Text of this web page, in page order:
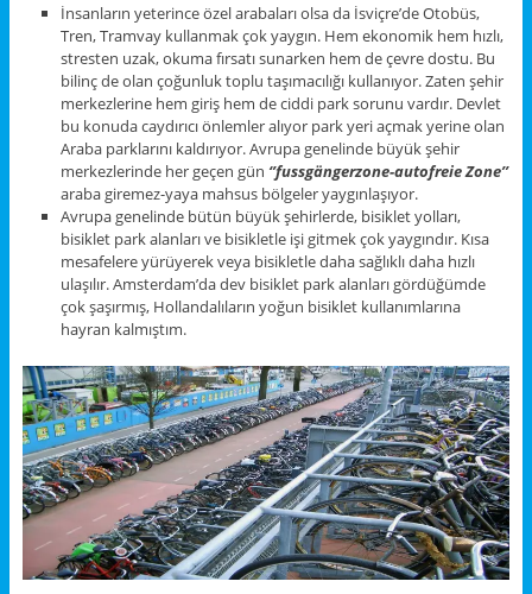
İnsanların yeterince özel arabaları olsa da İsviçre’de Otobüs,
Tren, Tramvay kullanmak çok yaygın. Hem ekonomik hem hızlı,
stresten uzak, okuma fırsatı sunarken hem de çevre dostu. Bu
bilinç de olan çoğunluk toplu taşımacılığı kullanıyor. Zaten şehir
merkezlerine hem giriş hem de ciddi park sorunu vardır. Devlet
bu konuda caydırıcı önlemler alıyor park yeri açmak yerine olan
Araba parklarını kaldırıyor. Avrupa genelinde büyük şehir
merkezlerinde her geçen gün ‘’fussgängerzone-autofreie Zone’’
araba giremez-yaya mahsus bölgeler yaygınlaşıyor.
Avrupa genelinde bütün büyük şehirlerde, bisiklet yolları,
bisiklet park alanları ve bisikletle işi gitmek çok yaygındır. Kısa
mesafelere yürüyerek veya bisikletle daha sağlıklı daha hızlı
ulaşılır. Amsterdam’da dev bisiklet park alanları gördüğümde
çok şaşırmış, Hollandalıların yoğun bisiklet kullanımlarına
hayran kalmıştım.